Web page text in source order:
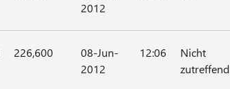
2012
226,600
08-Jun-
2012
12:06
Nicht
zutreffend